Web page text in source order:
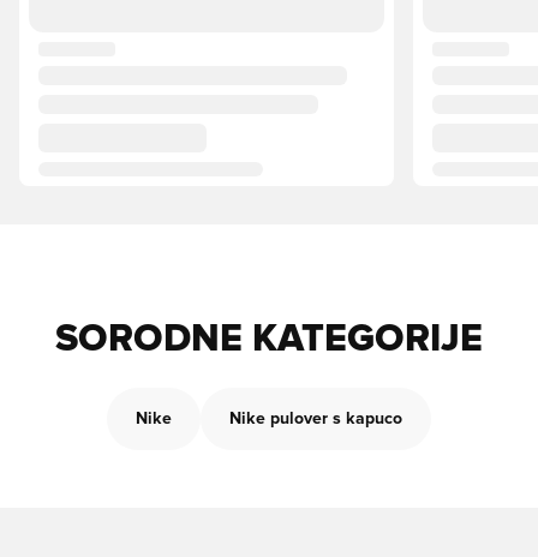
SORODNE KATEGORIJE
Nike Nike pulover s kapuco